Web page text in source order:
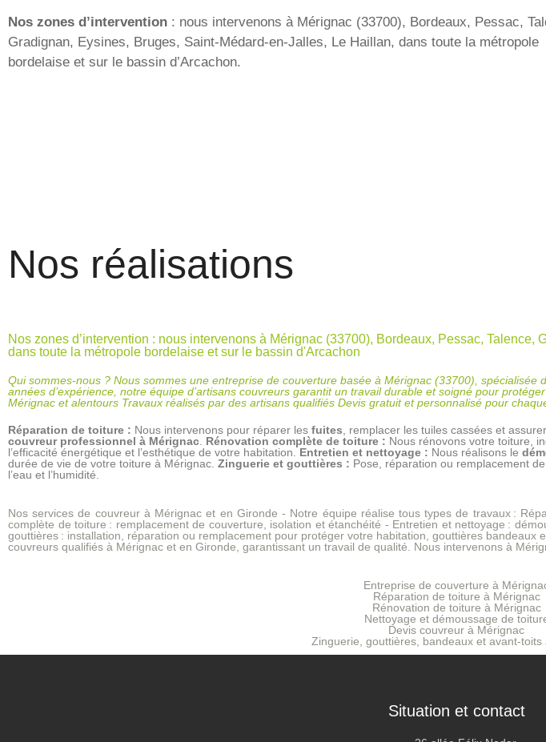
Nos zones d’intervention : nous intervenons à Mérignac (33700), Bordeaux, Pessac,
Gradignan, Eysines, Bruges, Saint-Médard-en-Jalles, Le Haillan, dans toute la métropole
bordelaise et sur le bassin d’Arcachon.
Nos réalisations
Nos zones d’intervention : nous intervenons à Mérignac (33700), Bordeaux, Pessac,
dans toute la métropole bordelaise et sur le bassin d'Arcachon
Qui sommes-nous ? Nous sommes une entreprise de couverture basée à Mérignac (33700), spécialisée
années d’expérience, notre équipe d’artisans couvreurs garantit un travail durable et soigné pour
Mérignac et alentours Travaux réalisés par des artisans qualifiés Devis gratuit et personnalisé pour
Réparation de toiture : Nous intervenons pour réparer les fuites , remplacer les tuiles cassées et
couvreur professionnel à Mérignac Rénovation complète de toiture : Nous rénovons votre toiture,
l’efficacité énergétique et l’esthétique de votre habitation.Entretien et nettoyage : Nous réalisons le
durée de vie de votre toiture à Mérignac. Zinguerie et gouttières : Pose, réparation ou remplacement
l’eau et l’humidité.
Nos services de couvreur à Mérignac et en Gironde - Notre équipe réalise tous types de travaux :
complète de toiture : remplacement de couverture, isolation et étanchéité - Entretien et nettoyage :
gouttières : installation, réparation ou remplacement pour protéger votre habitation, gouttières bandeaux
couvreurs qualifiés à Mérignac et en Gironde , garantissant un travail de qualité. Nous intervenons à
Entreprise de couverture à
Réparation de toiture à Mérignac
Rénovation de toiture à Mérignac
Nettoyage et démoussage de
Devis couvreur à Mérignac
Zinguerie, gouttières, bandeaux et avant-toits
Situation et contact